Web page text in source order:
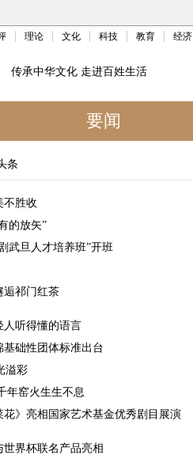
理论 文化 科技 教育 经济
传承中华文化 走进百姓生活
要闻
条
不胜收
的放矢”
武旦人才培养班”开班
逅祁门红茶
人听得懂的语言
基础性团体标准出台
溢彩
年窑火生生不息
花》亮相国家艺术基金优秀剧目展演
世界杯联名产品亮相